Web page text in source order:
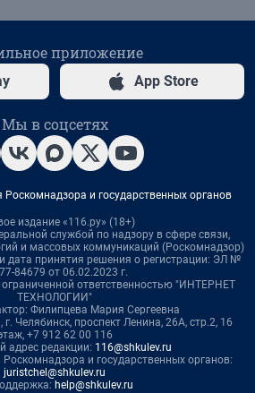
приложение
App Store
Мы в соцсетях
и государственных органов
издание «116.ру» (18+)
службой по надзору в сфере связи,
и массовых коммуникаций (Роскомнадзор)
дата принятия решения о регистрации: ЭЛ №
84679 от 06.02.2023 г.
ответственностью "ИНТЕРНЕТ
ТЕХНОЛОГИИ"
Филипцева Мария Сергеевна
Челябинск, проспект Ленина, 26А, стр.2, 16
+7 912 62 00 116
адрес редакции: 116@shkulev.ru
и государственных органов:
juristchel@shkulev.ru
help@shkulev.ru